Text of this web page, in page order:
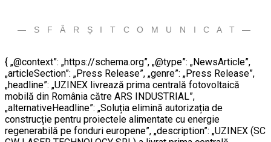
— S F Â R Ș I T C O M U N I C A T —
{ „@context”: „https://schema.org”, „@type”: „NewsArticle”,
„articleSection”: „Press Release”, „genre”: „Press Release”,
„headline”: „UZINEX livrează prima centrală fotovoltaică
mobilă din România către ARS INDUSTRIAL”,
„alternativeHeadline”: „Soluția elimină autorizația de
construcție pentru proiectele alimentate cu energie
regenerabilă pe fonduri europene”, „description”: „UZINEX (SC